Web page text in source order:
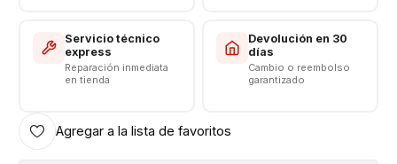
Servicio técnico
express
Reparación inmediata
en tienda
Devolución en 30
días
Cambio o reembolso
garantizado
Agregar a la lista de favoritos